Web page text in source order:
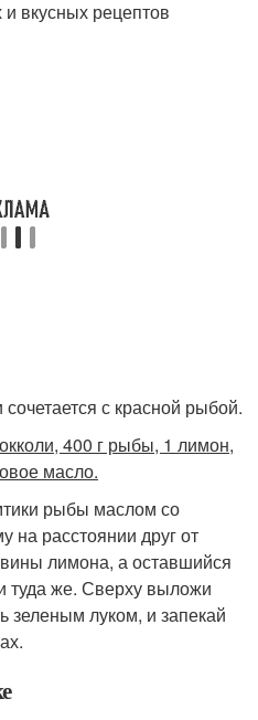
с красной рыбой.
400 г рыбы, 1 лимон,
масло.
рыбы маслом со
расстоянии друг от
лимона, а оставшийся
туда же. Сверху выложи
зеленым луком, и запекай